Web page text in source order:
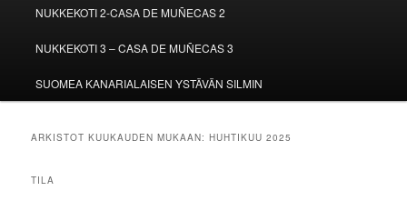
NUKKEKOTI 2-CASA DE MUÑECAS 2
NUKKEKOTI 3 – CASA DE MUÑECAS 3
SUOMEA KANARIALAISEN YSTÄVÄN SILMIN
ARKISTOT KUUKAUDEN MUKAAN:HUHTIKUU 2025
TILA